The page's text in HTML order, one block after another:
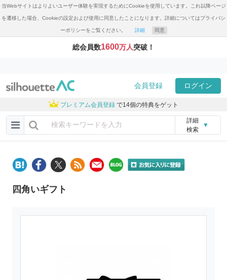
当Webサイトはよりよいユーザー体験を実現するためにCookieを使用しています。これ以降ページ
を遷移した場合、Cookieの設定および使用に同意したことになります。詳細についてはプライバシ
ーポリシーをご覧ください。 詳細 同意
総会員数1600万人突破！
会員登録 ログイン
プレミアム会員登録 で14個の特典をゲット
詳細
検索
▼
四角いギフト